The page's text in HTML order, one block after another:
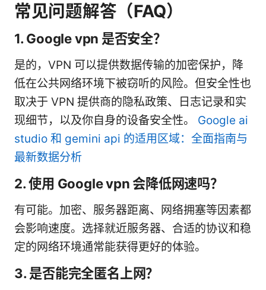
常见问题解答（FAQ）
1. Google vpn 是否安全？
是的，VPN 可以提供数据传输的加密保护，降
低在公共网络环境下被窃听的风险。但安全性也
取决于 VPN 提供商的隐私政策、日志记录和实
现细节，以及你自身的设备安全性。 Google ai
studio 和 gemini api 的适用区域：全面指南与
最新数据分析
2. 使用 Google vpn 会降低网速吗？
有可能。加密、服务器距离、网络拥塞等因素都
会影响速度。选择就近服务器、合适的协议和稳
定的网络环境通常能获得更好的体验。
3. 是否能完全匿名上网？